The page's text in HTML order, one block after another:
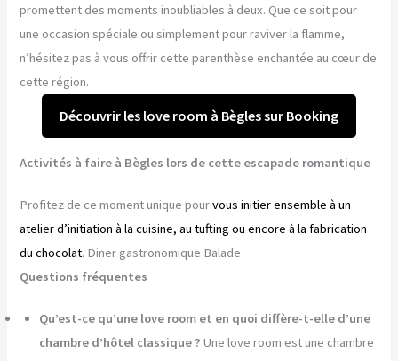
promettent des moments inoubliables à deux. Que ce soit pour
une occasion spéciale ou simplement pour raviver la flamme,
n’hésitez pas à vous offrir cette parenthèse enchantée au cœur de
cette région.
Découvrir les love room à Bègles sur Booking
Activités à faire à Bègles lors de cette escapade romantique
Profitez de ce moment unique pourvous initier ensemble à un
atelier d’initiation à la cuisine, au tufting ou encore à la fabrication
du chocolat. Diner gastronomique Balade
Questions fréquentes
Qu’est-ce qu’une love room et en quoi diffère-t-elle d’une
chambre d’hôtel classique ? Une love room est une chambre